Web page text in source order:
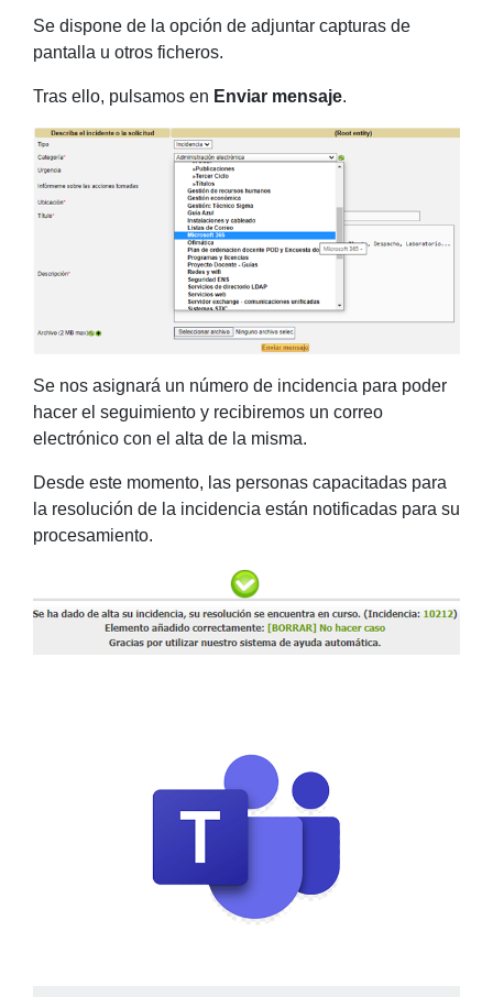
Se dispone de la opción de adjuntar capturas de
pantalla u otros ficheros.
Tras ello, pulsamos en Enviar mensaje.
Se nos asignará un número de incidencia para poder
hacer el seguimiento y recibiremos un correo
electrónico con el alta de la misma.
Desde este momento, las personas capacitadas para
la resolución de la incidencia están notificadas para su
procesamiento.